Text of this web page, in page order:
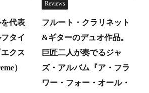
代表
タイ
クス
）
Reviews
フルート・クラリネット
&ギターのデュオ作品。
巨匠二人が奏でるジャ
ズ・アルバム『ア・フラ
ワー・フォー・オール・